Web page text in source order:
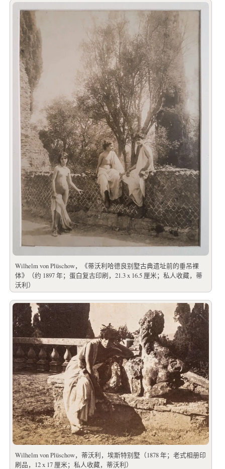
Wilhelm von Plüschow，《蒂沃利哈德良别墅古典遗址前的垂吊裸
体》（约 1897 年；蛋白复古印刷，21.3 x 16.5 厘米；私人收藏，蒂
沃利）
Wilhelm von Plüschow，蒂沃利，埃斯特别墅（1878 年；老式相册印
刷品，12 x 17 厘米；私人收藏，蒂沃利）